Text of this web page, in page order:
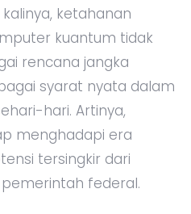
ketahanan
kuantum tidak
rencana jangka
syarat nyata dalam
hari. Artinya,
menghadapi era
tersingkir dari
federal.